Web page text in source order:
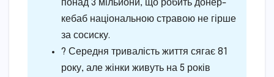
понад 3 мільйони, що робить донер-
кебаб національною стравою не гірше
за сосиску.
? Середня тривалість життя сягає 81
року, але жінки живуть на 5 років